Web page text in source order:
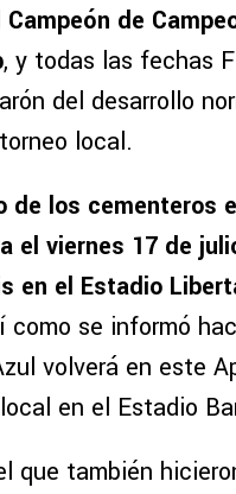
de
, y todas las fechas
del desarrollo
local.
de los cementeros
el viernes 17 de
en el Estadio
como se informó
volverá en este
en el Estadio
que también